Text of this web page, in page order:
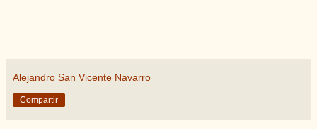
Alejandro San Vicente Navarro
Compartir